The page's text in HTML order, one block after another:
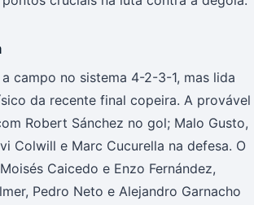
campo no sistema 4-2-3-1, mas lida
da recente final copeira. A provável
Robert Sánchez no gol; Malo Gusto,
Colwill e Marc Cucurella na defesa. O
Caicedo e Enzo Fernández,
Pedro Neto e Alejandro Garnacho